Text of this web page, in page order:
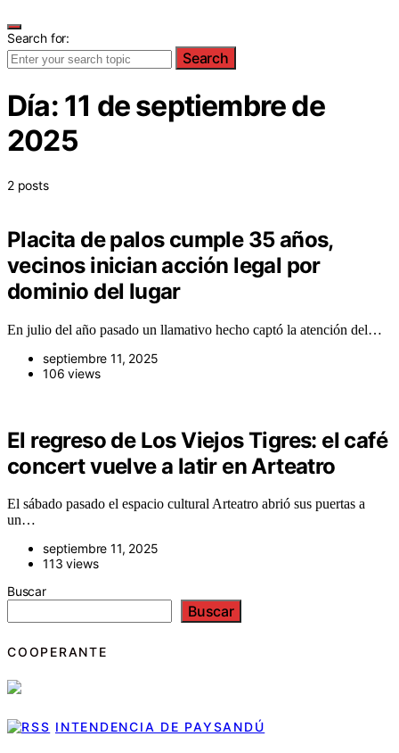
Search for:
Search
Día: 11 de septiembre de
2025
2 posts
Placita de palos cumple 35 años,
vecinos inician acción legal por
dominio del lugar
En julio del año pasado un llamativo hecho captó la atención del…
septiembre 11, 2025
106 views
El regreso de Los Viejos Tigres: el café
concert vuelve a latir en Arteatro
El sábado pasado el espacio cultural Arteatro abrió sus puertas a
un…
septiembre 11, 2025
113 views
Buscar
Buscar
COOPERANTE
INTENDENCIA DE PAYSANDÚ